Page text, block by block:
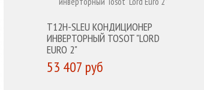
T12H-SLEU КОНДИЦИОНЕР
ИНВЕРТОРНЫЙ TOSOT "LORD
EURO 2"
53 407 руб